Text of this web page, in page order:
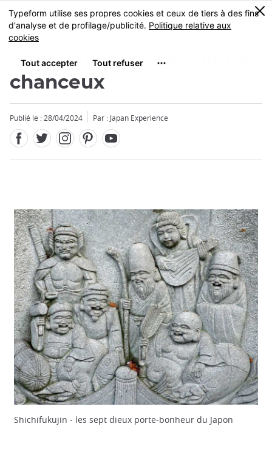
Skip
to
main
MENU
0
Shichifukujin Sept dieux
chanceux
Publié le : 28/04/2024 Par : Japan Experience
Shichifukujin - les sept dieux porte-bonheur du Japon